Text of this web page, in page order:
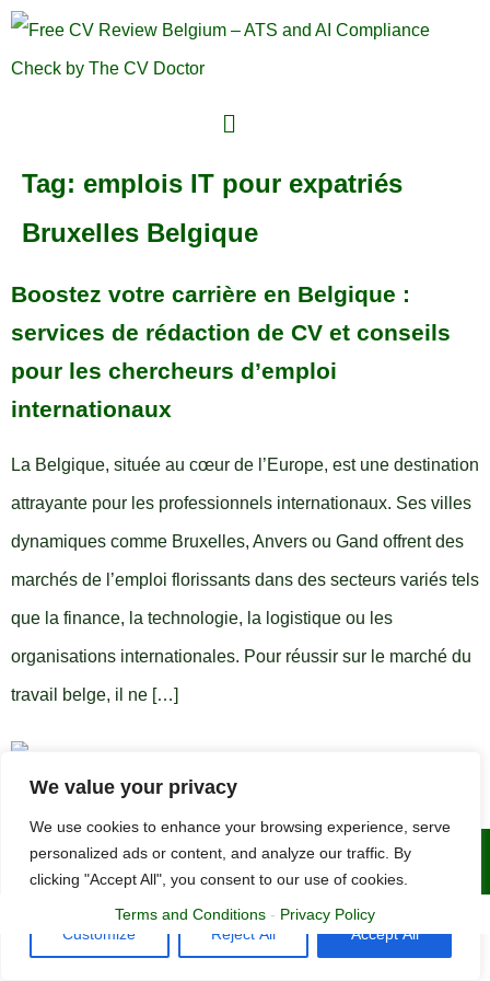
We value your privacy
We use cookies to enhance your browsing experience, serve
personalized ads or content, and analyze our traffic. By
clicking "Accept All", you consent to our use of cookies.
Customize Reject All Accept All
Tag: emplois IT pour expatriés
Bruxelles Belgique
Boostez votre carrière en Belgique :
services de rédaction de CV et conseils
pour les chercheurs d’emploi
internationaux
La Belgique, située au cœur de l’Europe, est une destination
attrayante pour les professionnels internationaux. Ses villes
dynamiques comme Bruxelles, Anvers ou Gand offrent des
marchés de l’emploi florissants dans des secteurs variés tels
que la finance, la technologie, la logistique ou les
organisations internationales. Pour réussir sur le marché du
travail belge, il ne […]
Copyright © 2015 - 2025 | The CV Doctor
Terms and Conditions - Privacy Policy